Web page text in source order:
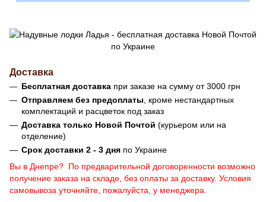
Доставка
Бесплатная доставка при заказе на сумму от 3000 грн
Отправляем без предоплаты , кроме нестандартных
комплектаций и расцветок под заказ
Доставка только Новой Почтой (курьером или на
отделение)
Срок доставки 2 - 3 дня по Украине
Вы в Днепре? По предварительной договоренности возможно
получение заказа на складе, без оплаты за доставку. Условия
самовывоза уточняйте, пожалуйста, у менеджера.